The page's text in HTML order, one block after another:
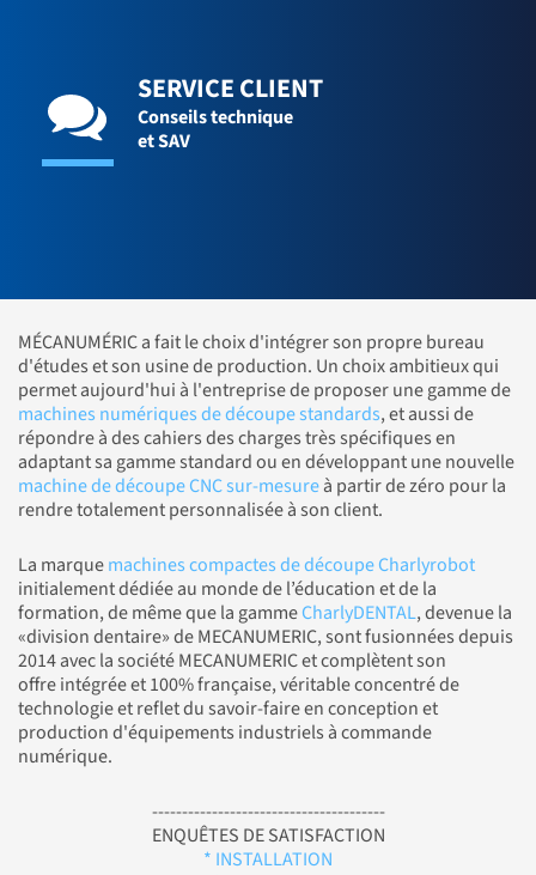
SERVICE CLIENT
Conseils technique
et SAV
MÉCANUMÉRIC a fait le choix d'intégrer son propre bureau
d'études et son usine de production. Un choix ambitieux qui
permet aujourd'hui à l'entreprise de proposer une gamme de
machines numériques de découpe standards, et aussi de
répondre à des cahiers des charges très spécifiques en
adaptant sa gamme standard ou en développant une nouvelle
machine de découpe CNC sur-mesureà partir de zéro pour la
rendre totalement personnalisée à son client.
La marquemachines compactes de découpe Charlyrobot
initialement dédiée au monde de l’éducation et de la
formation, de même que la gammeCharlyDENTAL, devenue la
«division dentaire» de MECANUMERIC, sont fusionnées depuis
2014 avec la société MECANUMERIC et complètent son
offre intégrée et 100% française, véritable concentré de
technologie et reflet du savoir-faire en conception et
production d'équipements industriels à commande
numérique.
---------------------------------------
ENQUÊTES DE SATISFACTION
* INSTALLATION